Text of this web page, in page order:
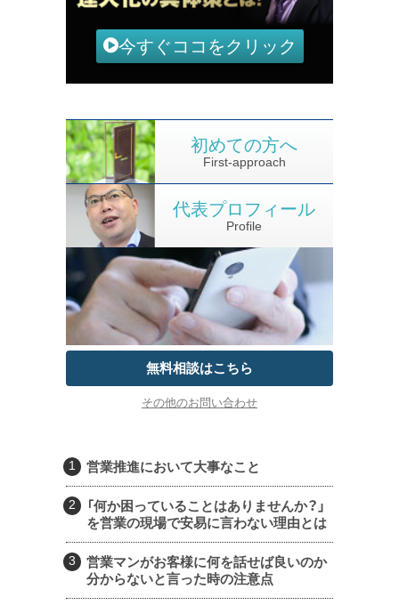
今すぐココをクリック
First-approach
初めての方へ
Profile
代表プロフィール
無料相談はこちら
その他のお問い合わせ
営業推進において大事なこと
「何か困っていることはありませんか？」
を営業の現場で安易に言わない理由とは
営業マンがお客様に何を話せば良いのか
分からないと言った時の注意点